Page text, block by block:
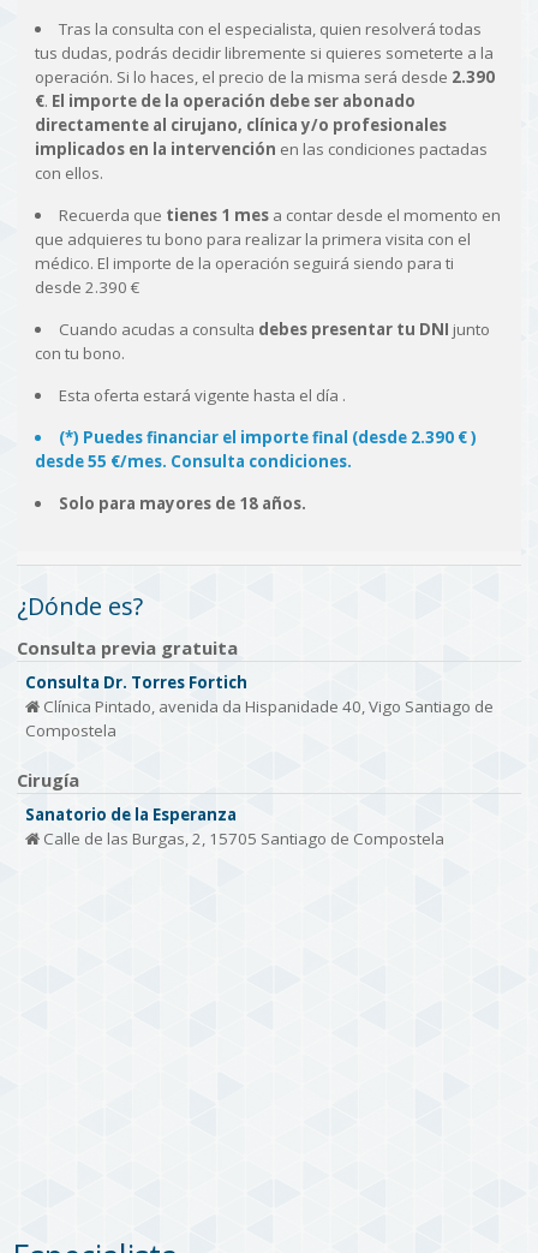
Tras la consulta con el especialista, quien resolverá todas
tus dudas, podrás decidir libremente si quieres someterte a la
operación. Si lo haces, el precio de la misma será desde 2.390
€. El importe de la operación debe ser abonado
directamente al cirujano, clínica y/o profesionales
implicados en la intervención en las condiciones pactadas
con ellos.
Recuerda que tienes 1 mesa contar desde el momento en
que adquieres tu bono para realizar la primera visita con el
médico. El importe de la operación seguirá siendo para ti
desde 2.390 €
Cuando acudas a consulta debes presentar tu DNI junto
con tu bono.
Esta oferta estará vigente hasta el día .
(*) Puedes financiar el importe final (desde 2.390 € )
desde 55 €/mes. Consulta condiciones.
Solo para mayores de 18 años.
¿Dónde es?
Consulta previa gratuita
Consulta Dr. Torres Fortich
Clínica Pintado, avenida da Hispanidade 40, Vigo Santiago de
Compostela
Cirugía
Sanatorio de la Esperanza
Calle de las Burgas, 2, 15705 Santiago de Compostela